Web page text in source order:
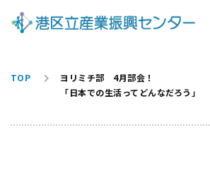
TOP
ヨリミチ部 4月部会！
「日本での生活ってどんなだろう」